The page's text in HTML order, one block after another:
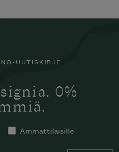
UUTISKIRJE
0%
Ammattilaisille